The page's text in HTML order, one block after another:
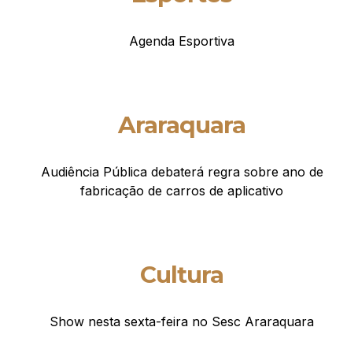
Agenda Esportiva
Araraquara
Audiência Pública debaterá regra sobre ano de
fabricação de carros de aplicativo
Cultura
Show nesta sexta-feira no Sesc Araraquara